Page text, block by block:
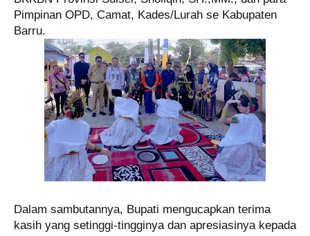
Pimpinan OPD, Camat, Kades/Lurah se Kabupaten
Barru.
Dalam sambutannya, Bupati mengucapkan terima
kasih yang setinggi-tingginya dan apresiasinya kepada